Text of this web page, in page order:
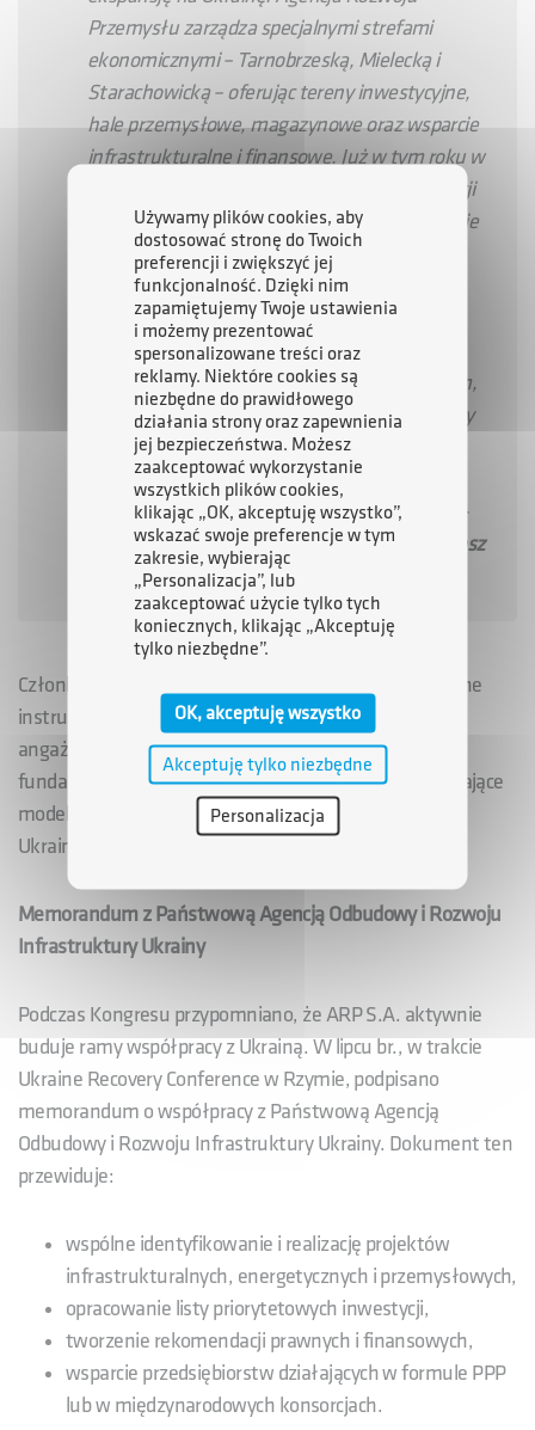
Przemysłu zarządza specjalnymi strefami
ekonomicznymi – Tarnobrzeską, Mielecką i
Starachowicką – oferując tereny inwestycyjne,
hale przemysłowe, magazynowe oraz wsparcie
infrastrukturalne i finansowe. Już w tym roku w
Mielcu wydaliśmy decyzje o wsparciu inwestycji
o wartości ponad miliarda złotych, a nasi goście
z Polski i zagranicy są pod wrażeniem
potencjału tych terenów, w tym Doliny
Lotniczej. Chcemy, aby nasze strefy były nie
tylko miejscem inwestycji, ale realnym
zapleczem logistycznym i operacyjnym dla firm,
które chcą rozwijać się na wschodzie. Jesteśmy
tu po to, by przedsiębiorcy mogli skorzystać z
pełnego wachlarza instrumentów ARP S.A. i
bezpiecznie realizować swoje plany ekspansji -
podkreślił Wiceprezes Zarządu ARP S.A. Łukasz
Kotapski.
Członkowie Zarządu ARP S.A. wskazywali na niezbędne
instrumenty wsparcia dla polskich przedsiębiorców
angażujących się w proces odbudowy oraz podkreślali
fundamentalne znaczenie partnerskiego, lecz wymagające
modelu współpracy gospodarczej pomiędzy Polską a
Ukrainą.
Memorandum z Państwową Agencją Odbudowy i Rozwoju
Infrastruktury Ukrainy
Podczas Kongresu przypomniano, że ARP S.A. aktywnie
buduje ramy współpracy z Ukrainą. W lipcu br., w trakcie
Ukraine Recovery Conference w Rzymie, podpisano
memorandum o współpracy z Państwową Agencją
Odbudowy i Rozwoju Infrastruktury Ukrainy. Dokument ten
przewiduje:
wspólne identyfikowanie i realizację projektów
infrastrukturalnych, energetycznych i przemysłowych,
opracowanie listy priorytetowych inwestycji,
tworzenie rekomendacji prawnych i finansowych,
wsparcie przedsiębiorstw działających w formule PPP
lub w międzynarodowych konsorcjach.
Używamy plików cookies, aby
dostosować stronę do Twoich
preferencji i zwiększyć jej
funkcjonalność. Dzięki nim
zapamiętujemy Twoje ustawienia
i możemy prezentować
spersonalizowane treści oraz
reklamy. Niektóre cookies są
niezbędne do prawidłowego
działania strony oraz zapewnienia
jej bezpieczeństwa. Możesz
zaakceptować wykorzystanie
wszystkich plików cookies,
klikając „OK, akceptuję wszystko”,
wskazać swoje preferencje w tym
zakresie, wybierając
„Personalizacja”, lub
zaakceptować użycie tylko tych
koniecznych, klikając „Akceptuję
tylko niezbędne”.
OK, akceptuję wszystko
Akceptuję tylko niezbędne
Personalizacja